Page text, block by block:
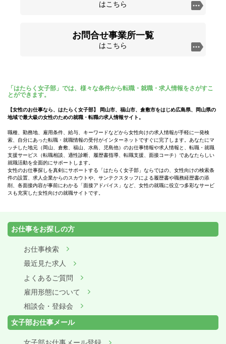
はこちら
お問合せ事業所一覧
はこちら
「はたらく女子部」では、様々な条件から転職・就職・求人情報をさがすこ
とができます。
【女性のお仕事なら、はたらく女子部】 岡山市、福山市、倉敷市をはじめ広島県、岡山県の
地域で最大級の女性のための就職・転職の求人情報サイト。
職種、勤務地、雇用条件、給与、キーワードなどから女性向けの求人情報が手軽に一発検
索、自分にあった転職・就職情報の受付がインターネットですぐに完了します。あなたにマ
ッチした地元（岡山、倉敷、福山、水島、児島他）のお仕事情報や求人情報と、転職・就職
支援サービス（転職相談、適性診断、履歴書指導、転職支援、面接コーチ）であなたらしい
就職活動を全面的にサポートします。
女性のお仕事探しを真剣にサポートする「はたらく女子部」ならではの、女性向けの検索条
件の設置、求人企業からのスカウトや、サンテクスタッフによる履歴書や職務経歴書の添
削、各面接内容が事前にわかる「面接アドバイス」など、女性の就職に役立つ多彩なサービ
スも充実した女性向けの就職サイトです。
お仕事をお探しの方
お仕事検索
最近見た求人
よくあるご質問
雇用形態について
相談会・登録会
女子部お仕事メール